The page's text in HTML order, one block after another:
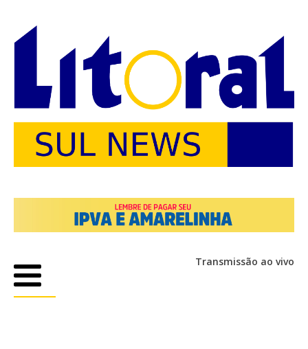
Transmissão ao vivo